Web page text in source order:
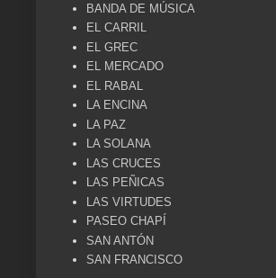
BANDA DE MÚSICA
EL CARRIL
EL GREC
EL MERCADO
EL RABAL
LA ENCINA
LA PAZ
LA SOLANA
LAS CRUCES
LAS PEÑICAS
LAS VIRTUDES
PASEO CHAPÍ
SAN ANTÓN
SAN FRANCISCO